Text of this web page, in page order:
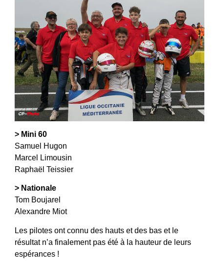
> Mini 60
Samuel Hugon
Marcel Limousin
Raphaël Teissier
> Nationale
Tom Boujarel
Alexandre Miot
Les pilotes ont connu des hauts et des bas et le
résultat n’a finalement pas été à la hauteur de leurs
espérances !